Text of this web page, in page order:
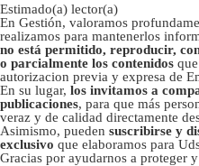
Estimado(a) lector(a)
En Gestión, valoramos
realizamos para mantenerlos
no está permitido, reproducir,
o parcialmente los contenidos
autorizacion previa y expresa de
En su lugar, los invitamos a
publicaciones, para que más
veraz y de calidad directamente
Asimismo, pueden suscribirse y
exclusivo que elaboramos para
Gracias por ayudarnos a proteger